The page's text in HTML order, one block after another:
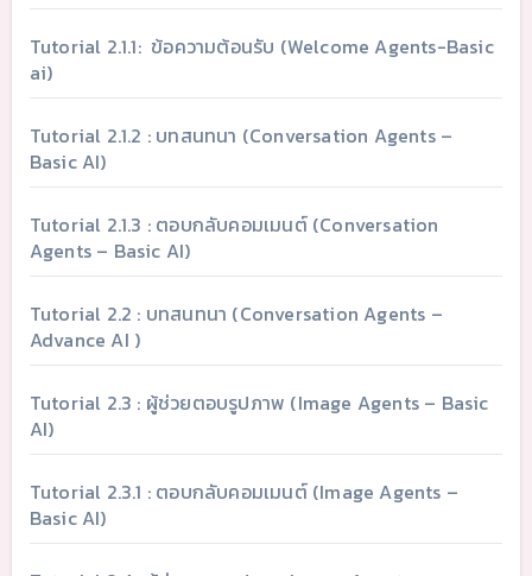
Tutorial 2.1.1: ข้อความต้อนรับ (Welcome Agents-Basic
ai)
Tutorial 2.1.2 : บทสนทนา (Conversation Agents –
Basic AI)
Tutorial 2.1.3 : ตอบกลับคอมเมนต์ (Conversation
Agents – Basic AI)
Tutorial 2.2 : บทสนทนา (Conversation Agents –
Advance AI )
Tutorial 2.3 : ผู้ช่วยตอบรูปภาพ (Image Agents – Basic
AI)
Tutorial 2.3.1 : ตอบกลับคอมเมนต์ (Image Agents –
Basic AI)